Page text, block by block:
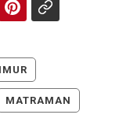
MATRAMAN